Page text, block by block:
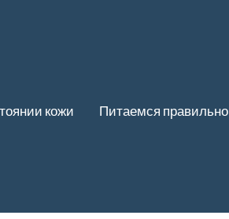
кожи Питаемся правильно